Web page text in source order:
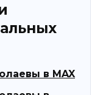
в MAX